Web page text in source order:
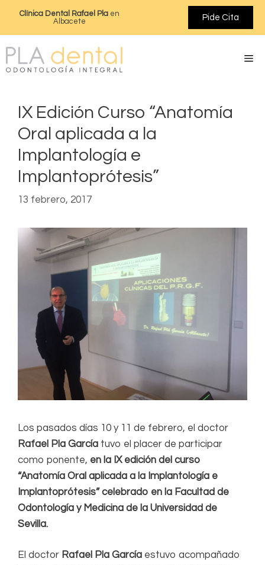
Clínica Dental Rafael Plaen
Albacete
Pide Cita
IX Edición Curso “Anatomía
Oral aplicada a la
Implantología e
Implantoprótesis”
13 febrero, 2017
Los pasados días 10 y 11 de febrero, el doctor
Rafael Pla García tuvo el placer de participar
como ponente, en la IX edición del curso
“Anatomía Oral aplicada a la Implantología e
Implantoprótesis” celebrado en la Facultad de
Odontología y Medicina de la Universidad de
Sevilla.
El doctor Rafael Pla García estuvo acompañado